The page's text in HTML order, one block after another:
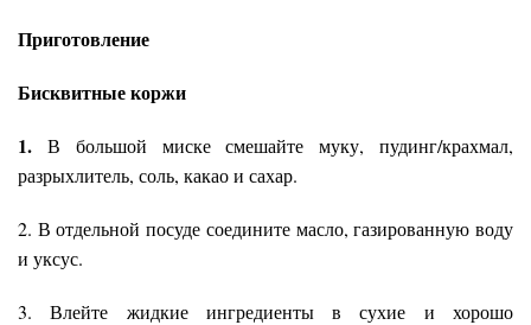
Приготовление
Бисквитные коржи
1. В большой миске смешайте муку, пудинг/крахмал,
разрыхлитель, соль, какао и сахар.
2. В отдельной посуде соедините масло, газированную воду
и уксус.
3. Влейте жидкие ингредиенты в сухие и хорошо